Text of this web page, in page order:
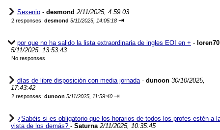
Sexenio - desmond 2/11/2025, 4:59:03
2 responses; desmond 5/11/2025, 14:05:18 ⇥
por que no ha salido la lista extraordinaria de ingles EOI en + - loren70
5/11/2025, 13:53:43
No responses
días de libre disposición con media jornada- dunoon 30/10/2025,
17:43:42
2 responses; dunoon 5/11/2025, 11:59:40 ⇥
¿Sabéis si es obligatorio que los horarios de todos los profes estén a
vista de los demás? - Saturna 2/11/2025, 10:35:45